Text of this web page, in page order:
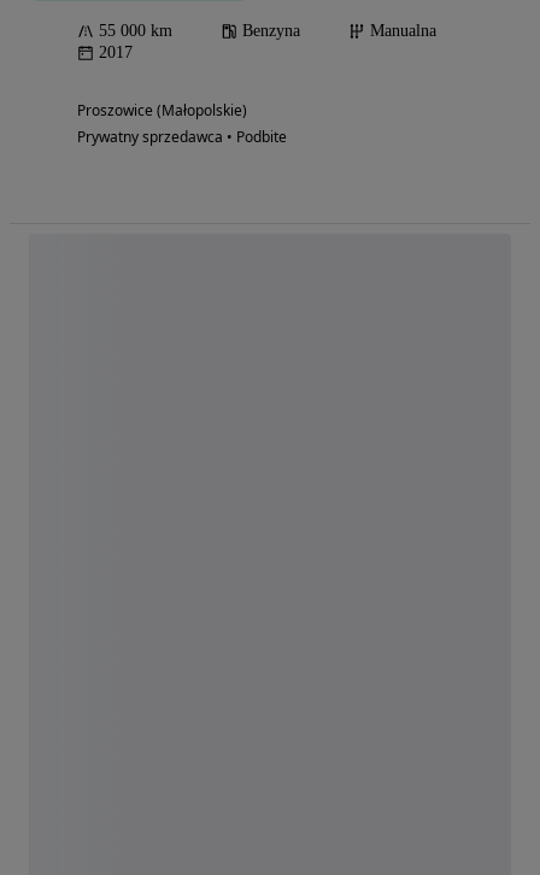
55 000 km Benzyna
Manualna
2017
Proszowice (Małopolskie)
Prywatny sprzedawca • Podbite